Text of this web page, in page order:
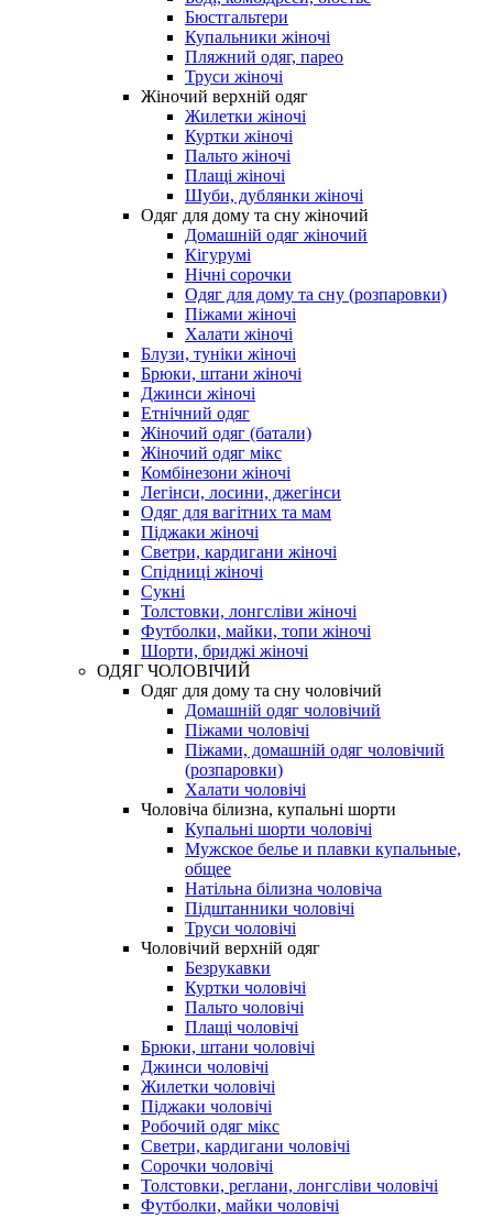
Бюстгальтери
Купальники жіночі
Пляжний одяг, парео
Труси жіночі
Жіночий верхній одяг
Жилетки жіночі
Куртки жіночі
Пальто жіночі
Плащі жіночі
Шуби, дублянки жіночі
Одяг для дому та сну жіночий
Домашній одяг жіночий
Кігурумі
Нічні сорочки
Одяг для дому та сну (розпаровки)
Піжами жіночі
Халати жіночі
Блузи, туніки жіночі
Брюки, штани жіночі
Джинси жіночі
Етнічний одяг
Жіночий одяг (батали)
Жіночий одяг мікс
Комбінезони жіночі
Легінси, лосини, джегінси
Одяг для вагітних та мам
Піджаки жіночі
Светри, кардигани жіночі
Спідниці жіночі
Сукні
Толстовки, лонгсліви жіночі
Футболки, майки, топи жіночі
Шорти, бриджі жіночі
ОДЯГ ЧОЛОВІЧИЙ
Одяг для дому та сну чоловічий
Домашній одяг чоловічий
Піжами чоловічі
Піжами, домашній одяг чоловічий
(розпаровки)
Халати чоловічі
Чоловіча білизна, купальні шорти
Купальні шорти чоловічі
Мужское белье и плавки купальные,
общее
Натільна білизна чоловіча
Підштанники чоловічі
Труси чоловічі
Чоловічий верхній одяг
Безрукавки
Куртки чоловічі
Пальто чоловічі
Плащі чоловічі
Брюки, штани чоловічі
Джинси чоловічі
Жилетки чоловічі
Піджаки чоловічі
Робочий одяг мікс
Светри, кардигани чоловічі
Сорочки чоловічі
Толстовки, реглани, лонгсліви чоловічі
Футболки, майки чоловічі